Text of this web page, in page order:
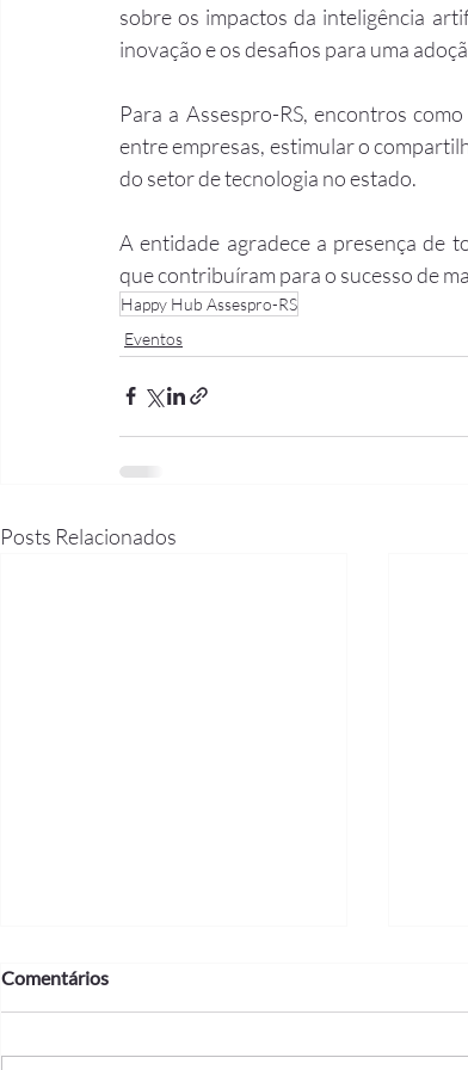
sobre os impactos da inteligência
inovação e os desafios para uma
Para a Assespro-RS, encontros
entre empresas, estimular o
do setor de tecnologia no estado.
A entidade agradece a presença de
que contribuíram para o sucesso de
Happy Hub Assespro-RS
Eventos
Posts Relacionados
Comentários